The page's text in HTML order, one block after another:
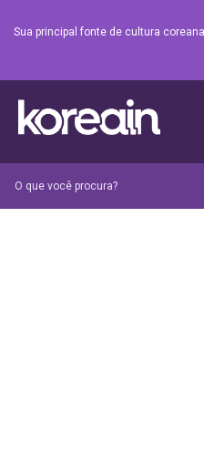
Sua principal fonte de cultura